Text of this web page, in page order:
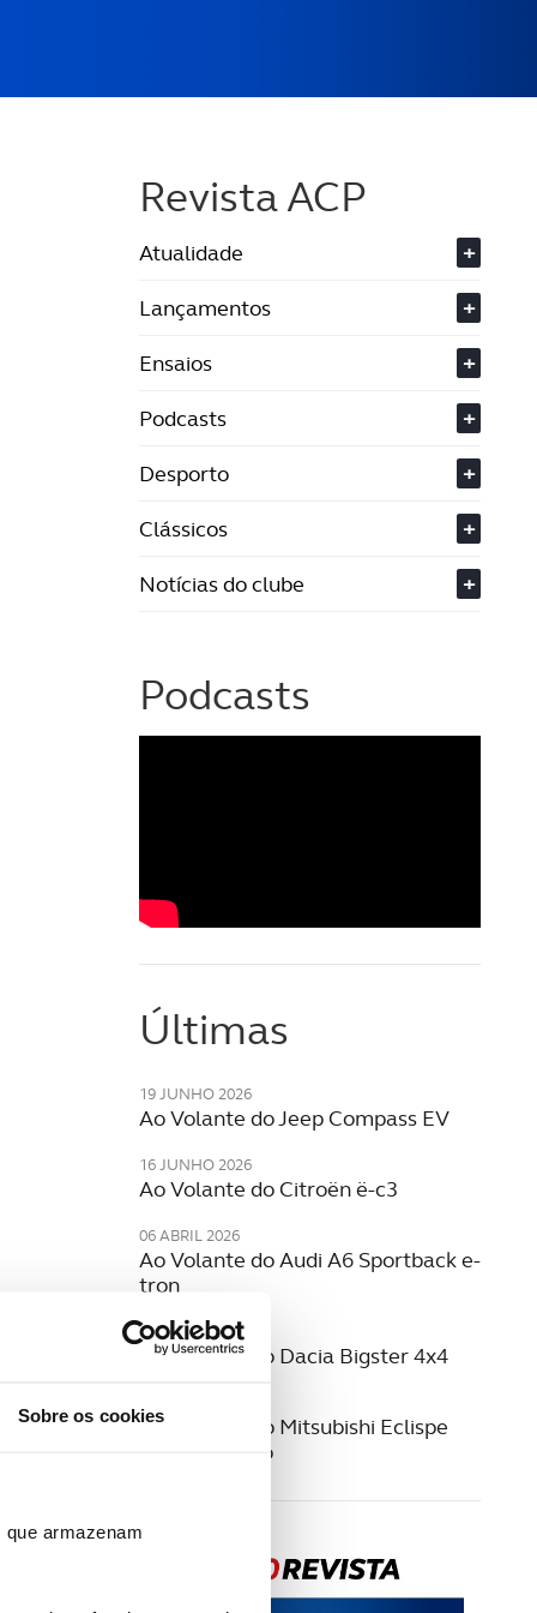
Sobre os cookies
armazenam
Revista ACP
Atualidade
+
Lançamentos
+
Ensaios
+
Podcasts
+
Desporto
+
Clássicos
+
Notícias do clube
+
Podcasts
Últimas
19 JUNHO 2026
Ao Volante do Jeep Compass EV
16 JUNHO 2026
Ao Volante do Citroën ë-c3
06 ABRIL 2026
Ao Volante do Audi A6 Sportback e-
tron
19 MARÇO 2026
Ao Volante do Dacia Bigster 4x4
Ao Volante do Mitsubishi Eclispe
Cross Elétrico